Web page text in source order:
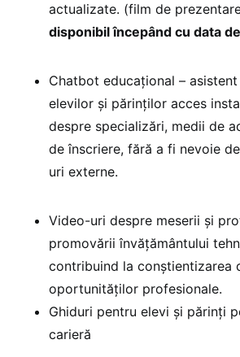
actualizate. (film de
disponibil începând cu data
Chatbot educaţional –
elevilor şi părinţilor acces
despre specializări, medii de
de înscriere, fără a fi nevoie
uri externe.
Video-uri despre meserii şi
promovării învăţământului
contribuind la conştientizarea
oportunităţilor profesionale.
Ghiduri pentru elevi și părinți
carieră